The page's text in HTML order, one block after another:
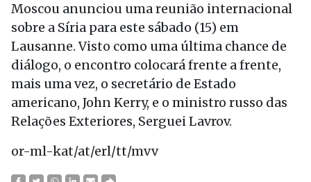
Moscou anunciou uma reunião internacional
sobre a Síria para este sábado (15) em
Lausanne. Visto como uma última chance de
diálogo, o encontro colocará frente a frente,
mais uma vez, o secretário de Estado
americano, John Kerry, e o ministro russo das
Relações Exteriores, Serguei Lavrov.
or-ml-kat/at/erl/tt/mvv